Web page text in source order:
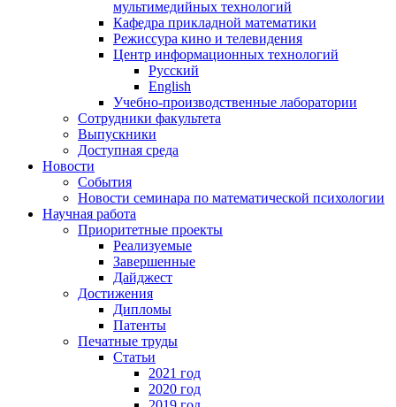
мультимедийных технологий
Кафедра прикладной математики
Режиссура кино и телевидения
Центр информационных технологий
Русский
English
Учебно-производственные лаборатории
Сотрудники факультета
Выпускники
Доступная среда
Новости
События
Новости семинара по математической психологии
Научная работа
Приоритетные проекты
Реализуемые
Завершенные
Дайджест
Достижения
Дипломы
Патенты
Печатные труды
Статьи
2021 год
2020 год